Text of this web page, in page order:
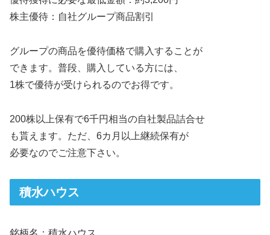
株主優待：自社グループ商品割引
グループの商品を優待価格で購入することが
できます。普段、購入している方には、
1株で優待が受けられるのでお得です。
200株以上保有で6千円相当の自社製品詰合せ
も貰えます。ただ、6カ月以上継続保有が
必要なのでご注意下さい。
積水ハウス
銘柄名：積水ハウス